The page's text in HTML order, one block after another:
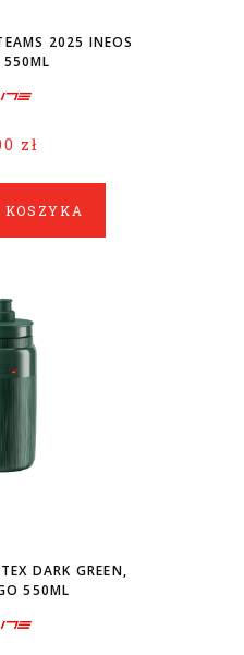
2025 INEOS
550ML
zł
KOSZYKA
DARK GREEN,
550ML